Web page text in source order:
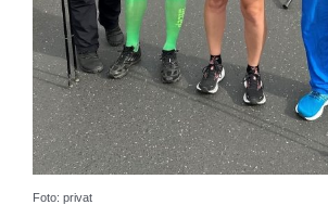
Foto: privat